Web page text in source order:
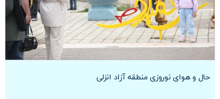
حال و هوای نوروزی منطقه آزاد انزلی